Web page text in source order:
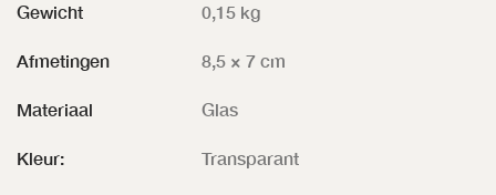
Gewicht 0,15 kg
Afmetingen 8,5 × 7 cm
Materiaal Glas
Kleur: Transparant